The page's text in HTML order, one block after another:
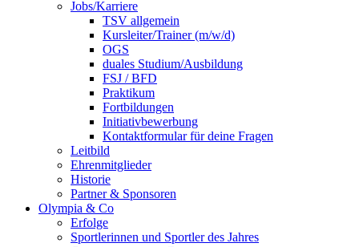
Jobs/Karriere
TSV allgemein
Kursleiter/Trainer (m/w/d)
OGS
duales Studium/Ausbildung
FSJ / BFD
Praktikum
Fortbildungen
Initiativbewerbung
Kontaktformular für deine Fragen
Leitbild
Ehrenmitglieder
Historie
Partner & Sponsoren
Olympia & Co
Erfolge
Sportlerinnen und Sportler des Jahres